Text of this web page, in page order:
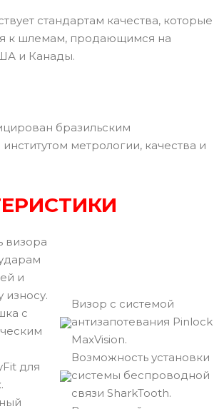
стандартам качества, которые
к шлемам, продающимся на
и Канады.
бразильским
метрологии, качества и
визора
и
износу.
с
для
Визор с системой
антизапотевания Pinlock
MaxVision.
Возможность установки
системы беспроводной
связи SharkTooth.